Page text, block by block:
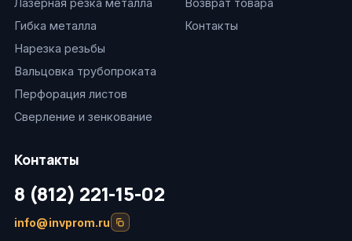
Лазерная резка металла
Гибка металла
Нарезка резьбы
Вальцовка трубопроката
Перфорация листов
Сверление и зенкование
Возврат товара
Контакты
Контакты
8 (812) 221-15-02
info@invprom.ru